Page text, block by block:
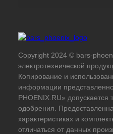
Copyright 2024 © bars-
электротехнической
Копирование и
информации
PHOENIX.RU» допускается
одобрения.
характеристиках и
отличаться от данных